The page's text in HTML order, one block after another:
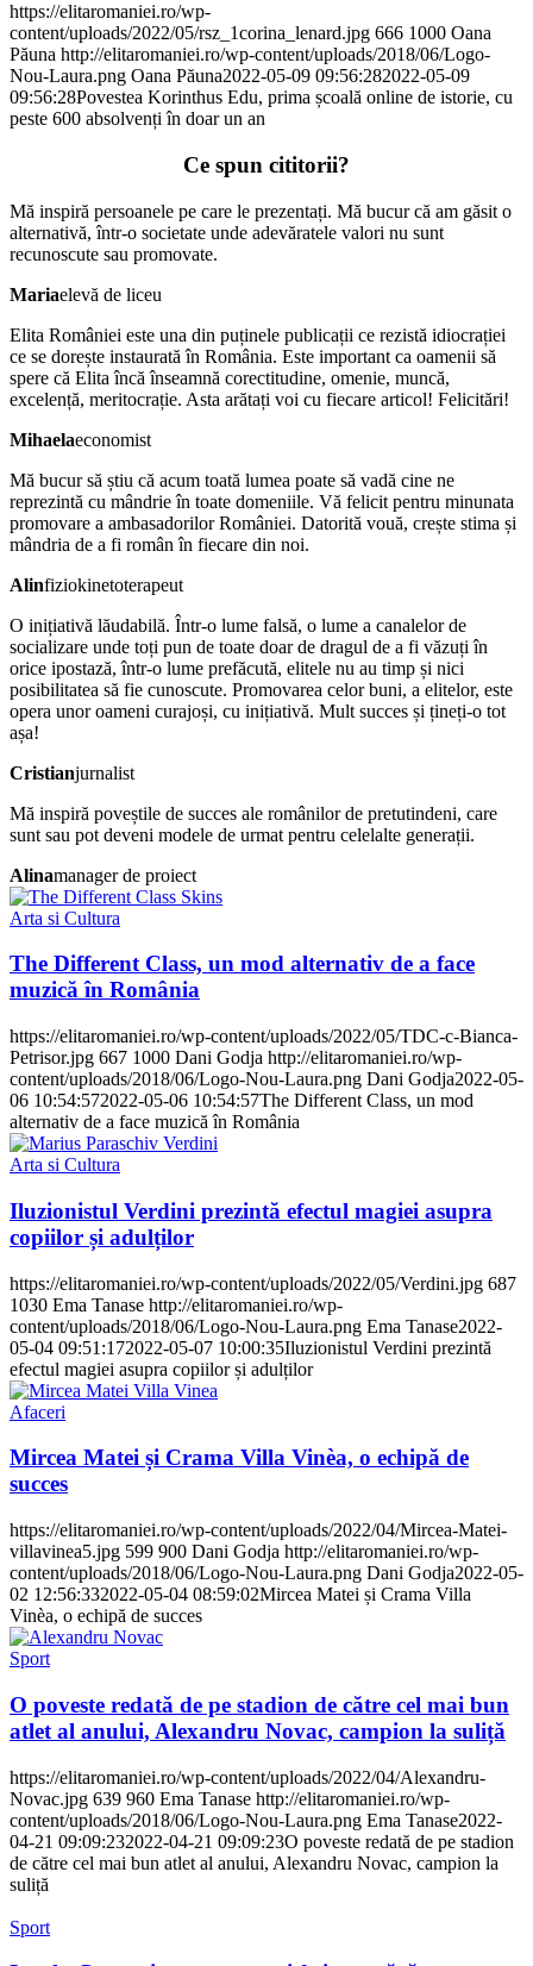
https://elitaromaniei.ro/wp-
content/uploads/2022/05/rsz_1corina_lenard.jpg 666 1000 Oana
Păuna http://elitaromaniei.ro/wp-content/uploads/2018/06/Logo-
Nou-Laura.png Oana Păuna2022-05-09 09:56:282022-05-09
09:56:28Povestea Korinthus Edu, prima școală online de istorie, cu
peste 600 absolvenți în doar un an
Ce spun cititorii?
Mă inspiră persoanele pe care le prezentați. Mă bucur că am găsit o
alternativă, într-o societate unde adevăratele valori nu sunt
recunoscute sau promovate.
Mariaelevă de liceu
Elita României este una din puținele publicații ce rezistă idiocrației
ce se dorește instaurată în România. Este important ca oamenii să
spere că Elita încă înseamnă corectitudine, omenie, muncă,
excelență, meritocrație. Asta arătați voi cu fiecare articol! Felicitări!
Mihaelaeconomist
Mă bucur să știu că acum toată lumea poate să vadă cine ne
reprezintă cu mândrie în toate domeniile. Vă felicit pentru minunata
promovare a ambasadorilor României. Datorită vouă, crește stima și
mândria de a fi român în fiecare din noi.
Alinfiziokinetoterapeut
O inițiativă lăudabilă. Într-o lume falsă, o lume a canalelor de
socializare unde toți pun de toate doar de dragul de a fi văzuți în
orice ipostază, într-o lume prefăcută, elitele nu au timp și nici
posibilitatea să fie cunoscute. Promovarea celor buni, a elitelor, este
opera unor oameni curajoși, cu inițiativă. Mult succes și țineți-o tot
așa!
Cristianjurnalist
Mă inspiră poveștile de succes ale românilor de pretutindeni, care
sunt sau pot deveni modele de urmat pentru celelalte generații.
Alinamanager de proiect
Arta si Cultura
The Different Class, un mod alternativ de a face
muzică în România
https://elitaromaniei.ro/wp-content/uploads/2022/05/TDC-c-Bianca-
Petrisor.jpg 667 1000 Dani Godja http://elitaromaniei.ro/wp-
content/uploads/2018/06/Logo-Nou-Laura.png Dani Godja2022-05-
06 10:54:572022-05-06 10:54:57The Different Class, un mod
alternativ de a face muzică în România
Arta si Cultura
Iluzionistul Verdini prezintă efectul magiei asupra
copiilor și adulților
https://elitaromaniei.ro/wp-content/uploads/2022/05/Verdini.jpg 687
1030 Ema Tanase http://elitaromaniei.ro/wp-
content/uploads/2018/06/Logo-Nou-Laura.png Ema Tanase2022-
05-04 09:51:172022-05-07 10:00:35Iluzionistul Verdini prezintă
efectul magiei asupra copiilor și adulților
Afaceri
Mircea Matei și Crama Villa Vinèa, o echipă de
succes
https://elitaromaniei.ro/wp-content/uploads/2022/04/Mircea-Matei-
villavinea5.jpg 599 900 Dani Godja http://elitaromaniei.ro/wp-
content/uploads/2018/06/Logo-Nou-Laura.png Dani Godja2022-05-
02 12:56:332022-05-04 08:59:02Mircea Matei și Crama Villa
Vinèa, o echipă de succes
Sport
O poveste redată de pe stadion de către cel mai bun
atlet al anului, Alexandru Novac, campion la suliță
https://elitaromaniei.ro/wp-content/uploads/2022/04/Alexandru-
Novac.jpg 639 960 Ema Tanase http://elitaromaniei.ro/wp-
content/uploads/2018/06/Logo-Nou-Laura.png Ema Tanase2022-
04-21 09:09:232022-04-21 09:09:23O poveste redată de pe stadion
de către cel mai bun atlet al anului, Alexandru Novac, campion la
suliță
Sport